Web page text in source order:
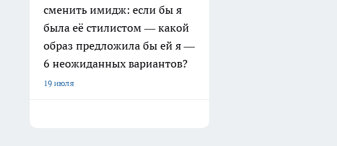
сменить имидж: если бы я
была её стилистом — какой
образ предложила бы ей я —
6 неожиданных вариантов?
19 июля